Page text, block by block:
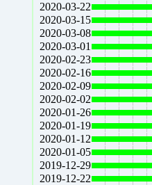
2020-03-22
2020-03-15
2020-03-08
2020-03-01
2020-02-23
2020-02-16
2020-02-09
2020-02-02
2020-01-26
2020-01-19
2020-01-12
2020-01-05
2019-12-29
2019-12-22